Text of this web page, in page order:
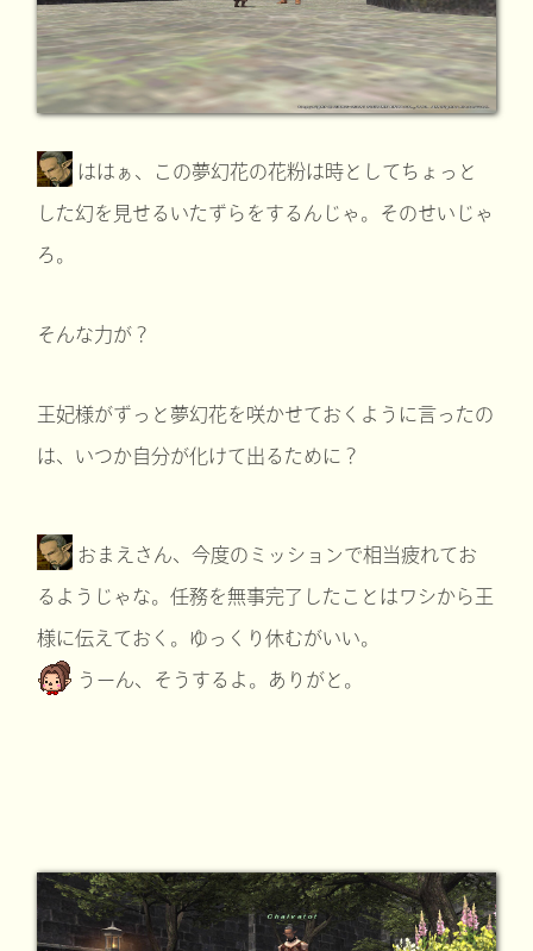
ははぁ、この夢幻花の花粉は時としてちょっと
した幻を見せるいたずらをするんじゃ。そのせいじゃ
ろ。
そんな力が？
王妃様がずっと夢幻花を咲かせておくように言ったの
は、いつか自分が化けて出るために？
おまえさん、今度のミッションで相当疲れてお
るようじゃな。任務を無事完了したことはワシから王
様に伝えておく。ゆっくり休むがいい。
うーん、そうするよ。ありがと。